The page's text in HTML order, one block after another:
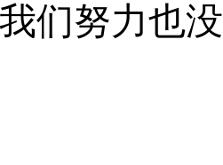
们努力也